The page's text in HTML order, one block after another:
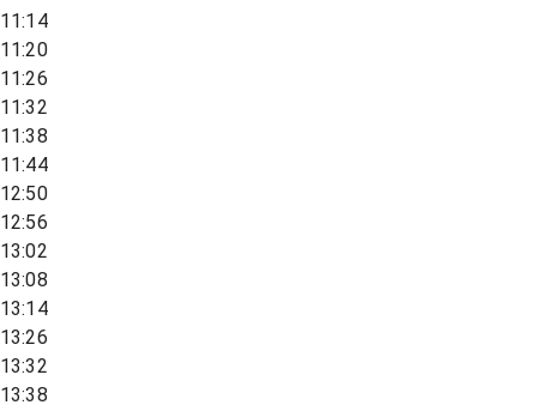
11:14
11:20
11:26
11:32
11:38
11:44
12:50
12:56
13:02
13:08
13:14
13:26
13:32
13:38